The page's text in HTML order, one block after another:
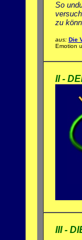
So
zu
aus: Die
Emotion
II -
III -